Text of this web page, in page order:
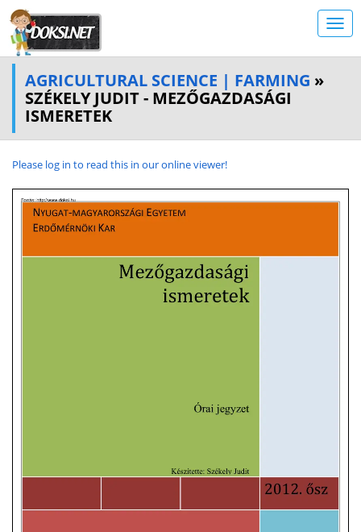
AGRICULTURAL SCIENCE | FARMING »
SZÉKELY JUDIT - MEZŐGAZDASÁGI
ISMERETEK
Please log in to read this in our online viewer!